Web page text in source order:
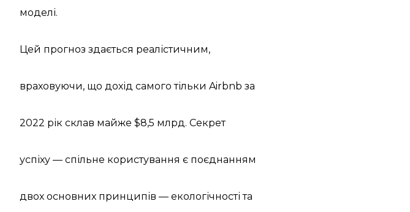
моделі.
Цей прогноз здається реалістичним,
враховуючи, що дохід самого тільки Airbnb за
2022 рік склав майже $8,5 млрд. Секрет
успіху — спільне користування є поєднанням
двох основних принципів — екологічності та